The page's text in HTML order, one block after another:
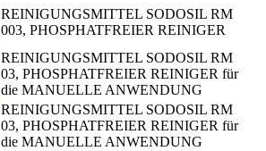
REINIGUNGSMITTEL SODOSIL RM
003, PHOSPHATFREIER REINIGER
REINIGUNGSMITTEL SODOSIL RM
03, PHOSPHATFREIER REINIGER für
die MANUELLE ANWENDUNG
REINIGUNGSMITTEL SODOSIL RM
03, PHOSPHATFREIER REINIGER für
die MANUELLE ANWENDUNG